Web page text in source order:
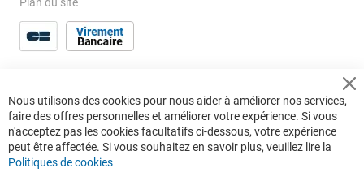
Plan du site
Nous utilisons des cookies pour nous aider à améliorer nos services,
faire des offres personnelles et améliorer votre expérience. Si vous
n'acceptez pas les cookies facultatifs ci-dessous, votre expérience
peut être affectée. Si vous souhaitez en savoir plus, veuillez lire la
Politiques de cookies